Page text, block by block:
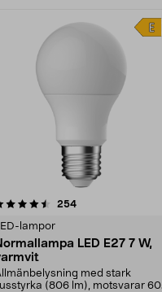
254recensioner
lampor
LED E27 7 W,
med stark
(806 lm), motsvarar 60
4.5 av 5 stjärnor